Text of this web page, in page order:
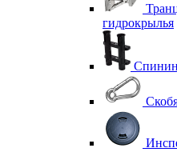
гидрокрылья